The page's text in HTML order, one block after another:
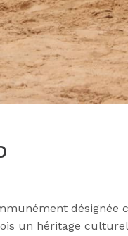
désignée
un héritage